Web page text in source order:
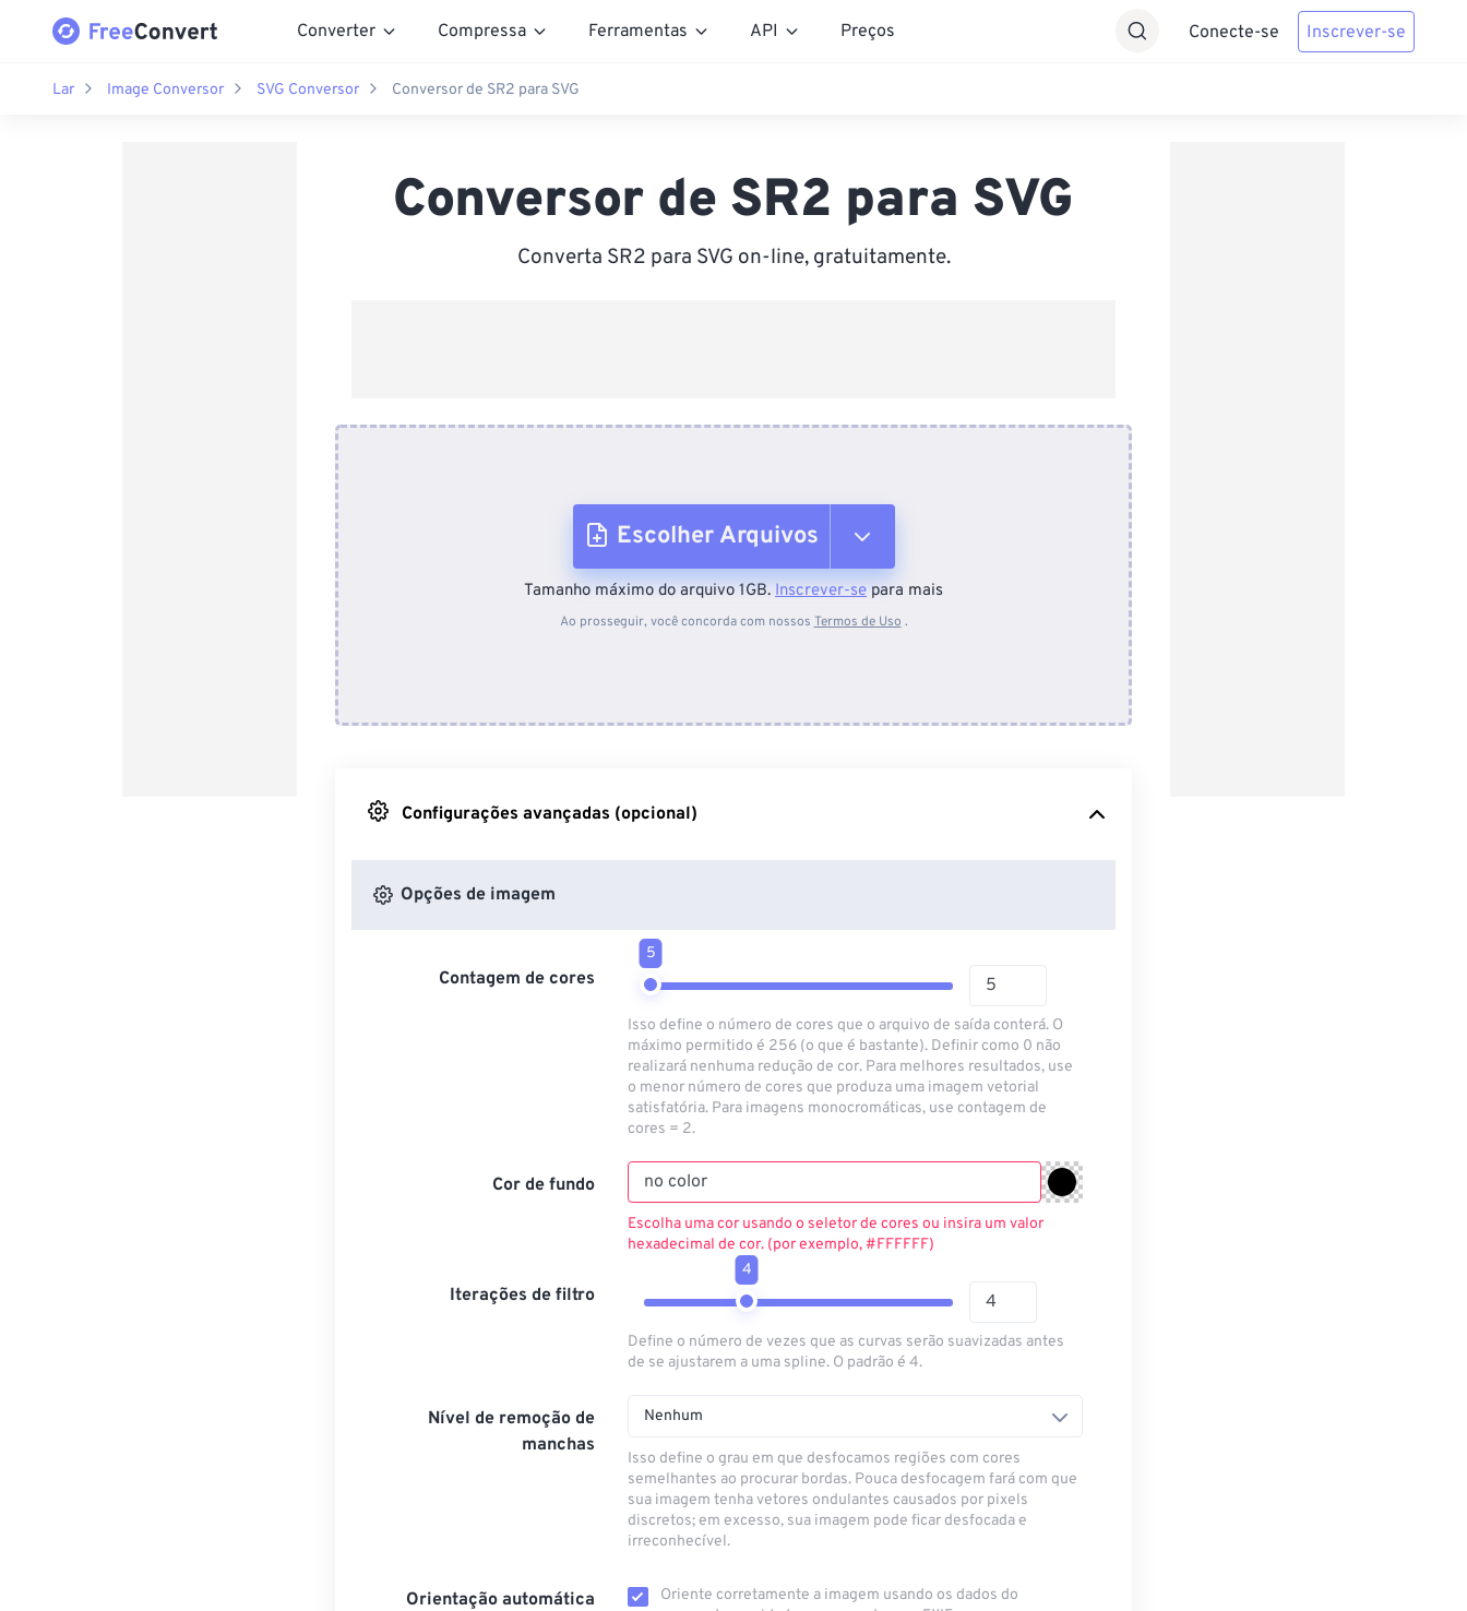
Converter Compressa Ferramentas API Preços Conecte-se Inscrever-se
Lar Image Conversor SVG Conversor Conversor de SR2 para SVG
Conversor de SR2 para SVG
Converta SR2 para SVG on-line, gratuitamente.
Escolher Arquivos
Do dispositivo
Tamanho máximo do arquivo 1GB. Inscrever-se para mais
Ao prosseguir, você concorda com nossos Termos de Uso .
Configurações avançadas (opcional)
Opções de imagem
Contagem de cores
5
Isso define o número de cores que o arquivo de saída conterá. O
máximo permitido é 256 (o que é bastante). Definir como 0 não
realizará nenhuma redução de cor. Para melhores resultados, use
o menor número de cores que produza uma imagem vetorial
satisfatória. Para imagens monocromáticas, use contagem de
cores = 2.
Cor de fundo
Escolha uma cor usando o seletor de cores ou insira um valor
hexadecimal de cor. (por exemplo, #FFFFFF)
Iterações de filtro
4
Define o número de vezes que as curvas serão suavizadas antes
de se ajustarem a uma spline. O padrão é 4.
Nível de remoção de
manchas
Nenhum
Isso define o grau em que desfocamos regiões com cores
semelhantes ao procurar bordas. Pouca desfocagem fará com que
sua imagem tenha vetores ondulantes causados ​​por pixels
discretos; em excesso, sua imagem pode ficar desfocada e
irreconhecível.
Orientação automática
Oriente corretamente a imagem usando os dados do